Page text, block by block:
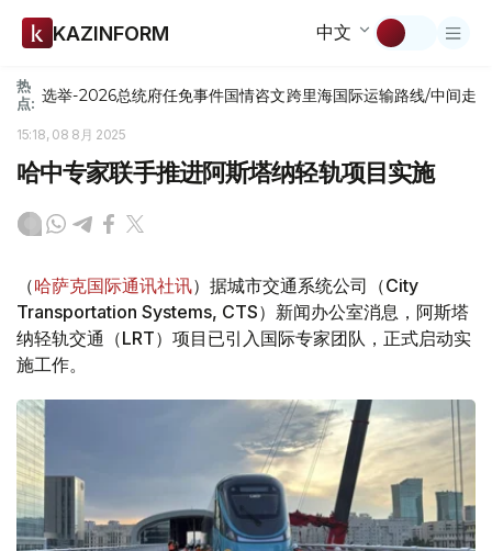
KAZINFORM 中文
热
点: 选举-2026总统府任免事件国情咨文跨里海国际运输路线/中间走廊
15:18, 08 8月 2025
哈中专家联手推进阿斯塔纳轻轨项目实施
（哈萨克国际通讯社讯）据城市交通系统公司（City
Transportation Systems, CTS）新闻办公室消息，阿斯塔
纳轻轨交通（LRT）项目已引入国际专家团队，正式启动实
施工作。